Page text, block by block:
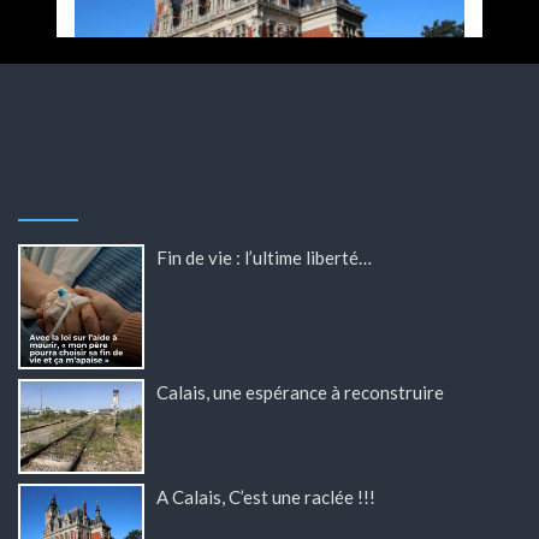
Fin de vie : l’ultime liberté…
Calais, une espérance à reconstruire
A Calais, C’est une raclée !!!